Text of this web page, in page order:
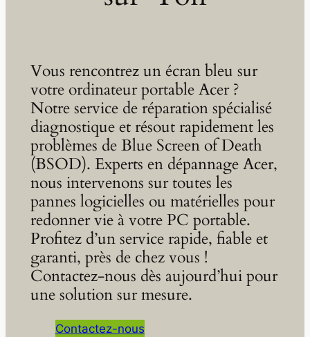
Vous rencontrez un écran bleu sur
votre ordinateur portable Acer ?
Notre service de réparation spécialisé
diagnostique et résout rapidement les
problèmes de Blue Screen of Death
(BSOD). Experts en dépannage Acer,
nous intervenons sur toutes les
pannes logicielles ou matérielles pour
redonner vie à votre PC portable.
Profitez d’un service rapide, fiable et
garanti, près de chez vous !
Contactez-nous dès aujourd’hui pour
une solution sur mesure.
Contactez-nous